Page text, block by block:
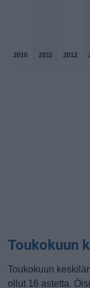
2010 2011 2012
Toukokuun
Toukokuun
ollut 16 astetta.